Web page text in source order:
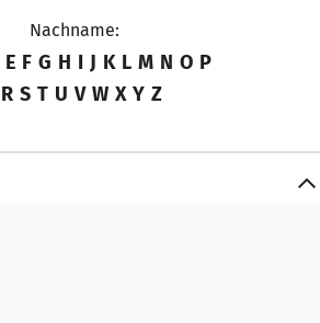
Nachname:
E F G H I J K L M N O P
R S T U V W X Y Z